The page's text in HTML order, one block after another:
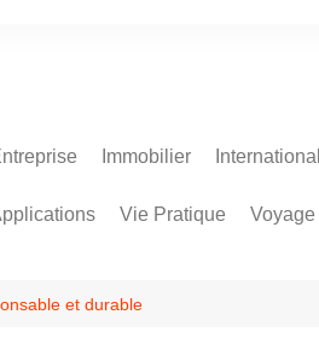
Immobilier International
Vie Pratique Voyage
et durable